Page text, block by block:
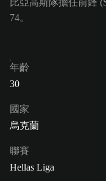
比亞高斯隊擔任前鋒
74。
年齡
30
國家
烏克蘭
聯賽
Hellas Liga